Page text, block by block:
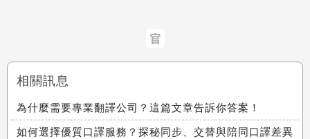
官
相關訊息
為什麼需要專業翻譯公司？這篇文章告訴你答案！
如何選擇優質口譯服務？探秘同步、交替與陪同口譯差異